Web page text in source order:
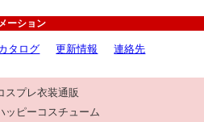
ーション
タログ 更新情報 連絡先
スプレ衣装通販
ッピーコスチューム